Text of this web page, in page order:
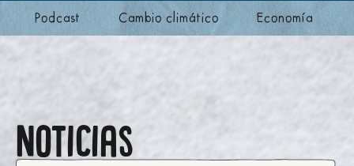
Podcast Cambio climático Economía
Noticias